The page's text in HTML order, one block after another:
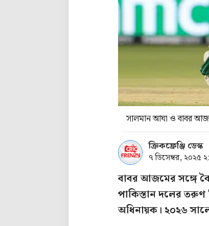
সালমান আঘা ও বাবর
ক্রিকফ্রেঞ্জি ডেস্ক
৭ ডিসেম্বর, ২০২৫
বাবর আজমের সঙ্গে
পাকিস্তান দলের
অধিনায়ক। ২০২৬